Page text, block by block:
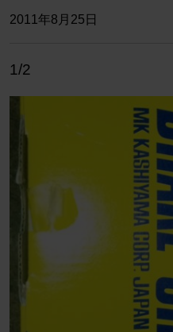
2011年8月25日
1/2